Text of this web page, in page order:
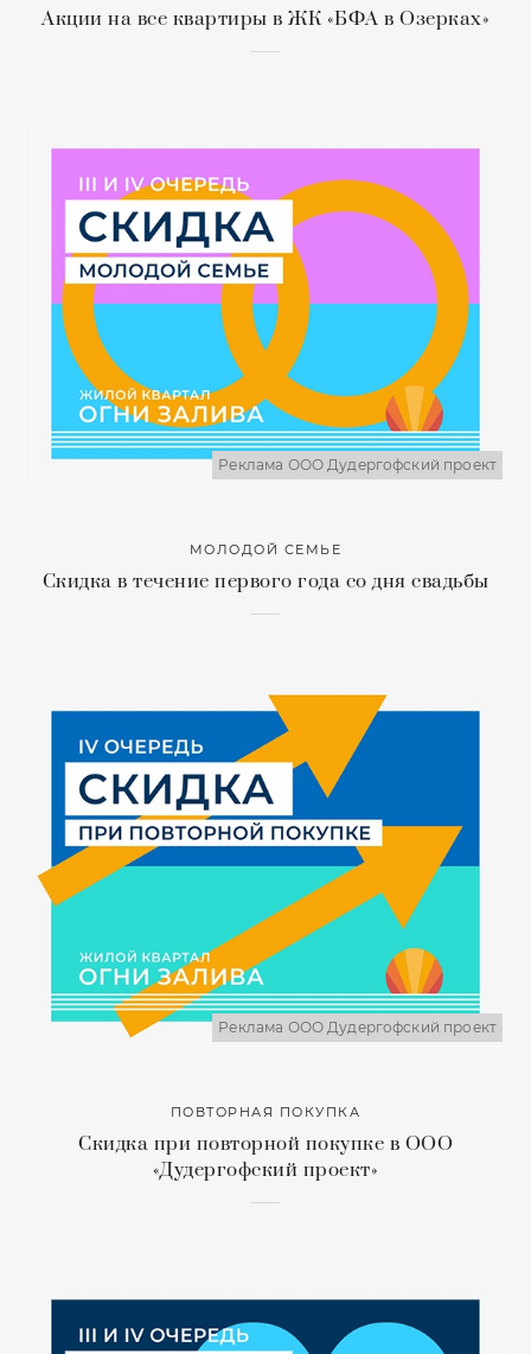
Акции на все квартиры в ЖК «БФА в Озерках»
Реклама ООО Дудергофский проект
МОЛОДОЙ СЕМЬЕ
Скидка в течение первого года со дня свадьбы
Реклама ООО Дудергофский проект
ПОВТОРНАЯ ПОКУПКА
Скидка при повторной покупке в ООО
«Дудергофский проект»